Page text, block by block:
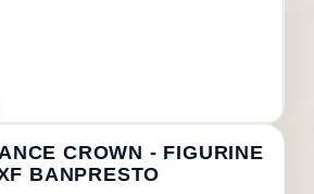
CROWN - FIGURINE
BANPRESTO